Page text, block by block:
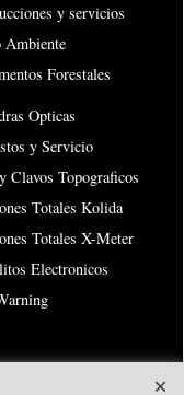
y servicios
Ambiente
Forestales
Opticas
y Servicio
Clavos Topograficos
Totales Kolida
Totales X-Meter
Electronicos